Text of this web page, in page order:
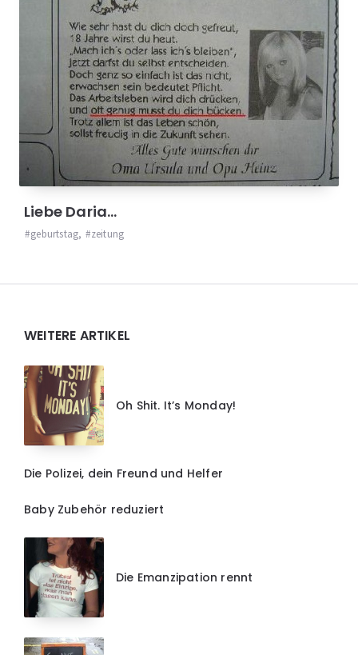
Liebe Daria…
geburtstag, zeitung
Widgets
WEITERE ARTIKEL
Oh Shit. It’s Monday!
Die Polizei, dein Freund und Helfer
Baby Zubehör reduziert
Die Emanzipation rennt